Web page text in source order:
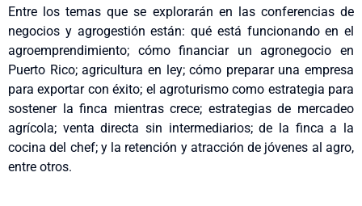
Entre los temas que se explorarán en las conferencias de
negocios y agrogestión están: qué está funcionando en el
agroemprendimiento; cómo financiar un agronegocio en
Puerto Rico; agricultura en ley; cómo preparar una empresa
para exportar con éxito; el agroturismo como estrategia para
sostener la finca mientras crece; estrategias de mercadeo
agrícola; venta directa sin intermediarios; de la finca a la
cocina del chef; y la retención y atracción de jóvenes al agro,
entre otros.